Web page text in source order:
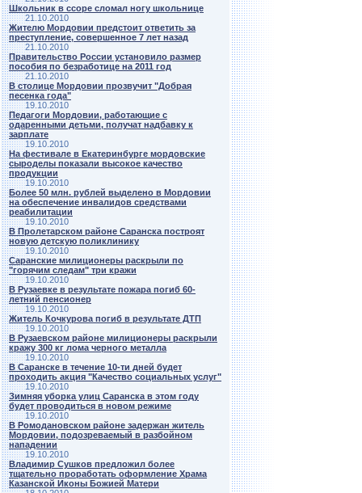
Школьник в ссоре сломал ногу школьнице
21.10.2010
Жителю Мордовии предстоит ответить за
преступление, совершенное 7 лет назад
21.10.2010
Правительство России установило размер
пособия по безработице на 2011 год
21.10.2010
В столице Мордовии прозвучит "Добрая
песенка года"
19.10.2010
Педагоги Мордовии, работающие с
одаренными детьми, получат надбавку к
зарплате
19.10.2010
На фестивале в Екатеринбурге мордовские
сыроделы показали высокое качество
продукции
19.10.2010
Более 50 млн. рублей выделено в Мордовии
на обеспечение инвалидов средствами
реабилитации
19.10.2010
В Пролетарском районе Саранска построят
новую детскую поликлинику
19.10.2010
Саранские милиционеры раскрыли по
"горячим следам" три кражи
19.10.2010
В Рузаевке в результате пожара погиб 60-
летний пенсионер
19.10.2010
Житель Кочкурова погиб в результате ДТП
19.10.2010
В Рузаевском районе милиционеры раскрыли
кражу 300 кг лома черного металла
19.10.2010
В Саранске в течение 10-ти дней будет
проходить акция "Качество социальных услуг"
19.10.2010
Зимняя уборка улиц Саранска в этом году
будет проводиться в новом режиме
19.10.2010
В Ромодановском районе задержан житель
Мордовии, подозреваемый в разбойном
нападении
19.10.2010
Владимир Сушков предложил более
тщательно проработать оформление Храма
Казанской Иконы Божией Матери